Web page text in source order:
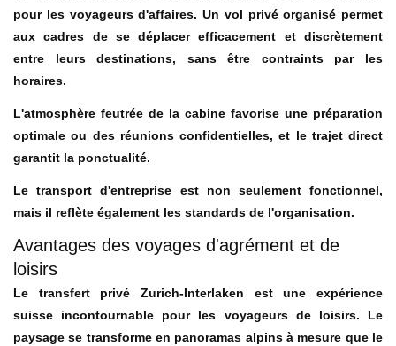
pour les voyageurs d'affaires. Un vol privé organisé permet
aux cadres de se déplacer efficacement et discrètement
entre leurs destinations, sans être contraints par les
horaires.
L'atmosphère feutrée de la cabine favorise une préparation
optimale ou des réunions confidentielles, et le trajet direct
garantit la ponctualité.
Le transport d'entreprise est non seulement fonctionnel,
mais il reflète également les standards de l'organisation.
Avantages des voyages d'agrément et de
loisirs
Le transfert privé Zurich-Interlaken est une expérience
suisse incontournable pour les voyageurs de loisirs. Le
paysage se transforme en panoramas alpins à mesure que le